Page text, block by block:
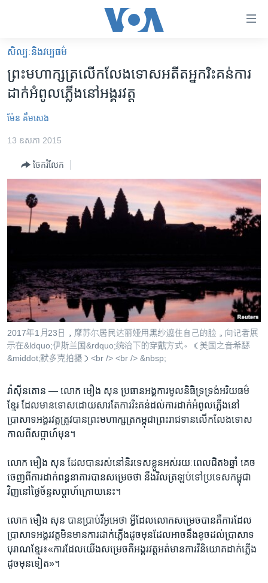
គេហទំព័រ​
ទាក់ទង
រំលង​
និង​
ចូល​
ទំព័រ​
រំលង​
ចូល​
សម្ព័ន្ធ​
រំលង​
និង​
ចូល​
ទៅ​
កាន់​
ស្វែង​
រក
អន្តរជាតិ
កម្ពុជាច្នៃប្រតិដ្ឋ
ព្រឹត្តិការណ៍ព័ត៌មាន
ទូរទស្សន៍ / វីដេអូ​
វិទ្យុ / ផតខាសថ៍
Khmer English
បណ្តាញ​សង្គម
សិល្បៈនិងវប្បធម៌
ព្រះមហាក្សត្រ​លើកលែងទោស​អតីត​អ្នករិះគន់​ការ
ដាក់​អំពូលភ្លើង​នៅ​អង្គរវត្ត
ម៉ែន គឹមសេង
13 ឧសភា 2015
ចែករំលែក
2017年1月23日，摩苏尔居民达丽娅用黑纱遮住自己的脸，向记者展
示在&ldquo;伊斯兰国&rdquo;统治下的穿戴方式。（美国之音希瑟
&middot;默多克拍摄）<br /> <br /> &nbsp;
វ៉ាស៊ីនតោន — លោក មឿង សុន ប្រធាន​អង្គការ​មូលនិធិ​ទ្រទ្រង់​អរិយធម៌​
ខ្មែរ ដែល​មាន​ទោសដោយ​សារ​តែ​ការ​រិះគន់​ដល់​ការ​ដាក់​អំពូល​ភ្លើង​នៅ​
ប្រាសាទ​អង្គរ​វត្ត​ត្រូវ​បាន​ព្រះ​មហាក្សត្រ​កម្ពុជា​ព្រះរាជទាន​លើក​លែង​ទោស​
កាលពី​សប្តាហ៍​មុន។​
លោក មឿង សុន ដែល​បាន​រស់​នៅ​និរទេស​ខ្លួន​អស់​រយៈ​ពេល​ជិត​៦ឆ្នាំ គេច​
ចេញ​ពី​ការ​ដាក់​ពន្ធនាគារ​បាន​សម្រេច​ថា នឹង​វិល​ត្រឡប់​ទៅ​ប្រទេស​កម្ពុជា​
វិញ​នៅថ្ងៃច័ន្ទ​សប្តាហ៍​ក្រោយ​នេះ។
លោក មឿង សុន បាន​ប្រាប់​វីអូអេ​ថា អ្វី​ដែល​លោក​សម្រេច​បាន​គឺ​ការ​ដែល​
ប្រាសាទ​អង្គរ​វត្ត​មិន​មាន​ការ​ដាក់​ភ្លើង​ដូចមុន​ដែល​អាច​នឹង​ខូច​ដល់​ប្រាសាទ​
បុរាណ​ខ្មែរ៖«ការដែល​យើង​សម្រេច​គឺ​អង្គរវត្ត​អត់​មាន​ការ​វិនិយោគ​ដាក់​ភ្លើង​
ដូច​មុន​ទៀត‍»។